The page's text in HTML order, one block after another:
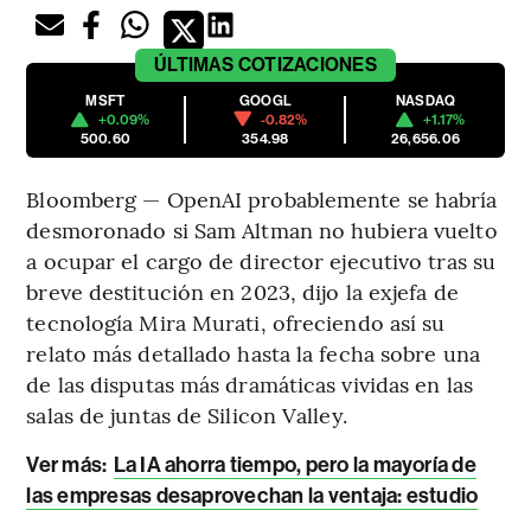
ÚLTIMAS COTIZACIONES
MSFT
+0.09%
500.60
GOOGL
-0.82%
354.98
NASDAQ
+1.17%
26,656.06
Bloomberg — OpenAI probablemente se habría
desmoronado si Sam Altman no hubiera vuelto
a ocupar el cargo de director ejecutivo tras su
breve destitución en 2023, dijo la exjefa de
tecnología Mira Murati, ofreciendo así su
relato más detallado hasta la fecha sobre una
de las disputas más dramáticas vividas en las
salas de juntas de Silicon Valley.
Ver más: La IA ahorra tiempo, pero la mayoría de
las empresas desaprovechan la ventaja: estudio